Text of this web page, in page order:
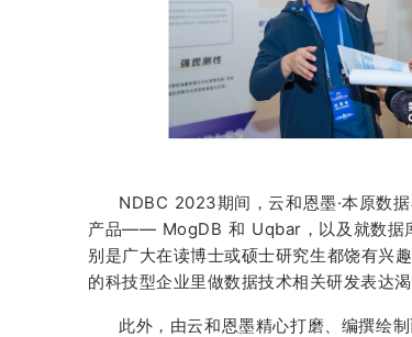
NDBC 2023期间，云和恩墨·本原数
产品—— MogDB 和 Uqbar，以及就数据
别是广大在读博士或硕士研究生都饶有兴
的科技型企业里做数据技术相关研发表达渴
此外，由云和恩墨精心打磨、编撰绘